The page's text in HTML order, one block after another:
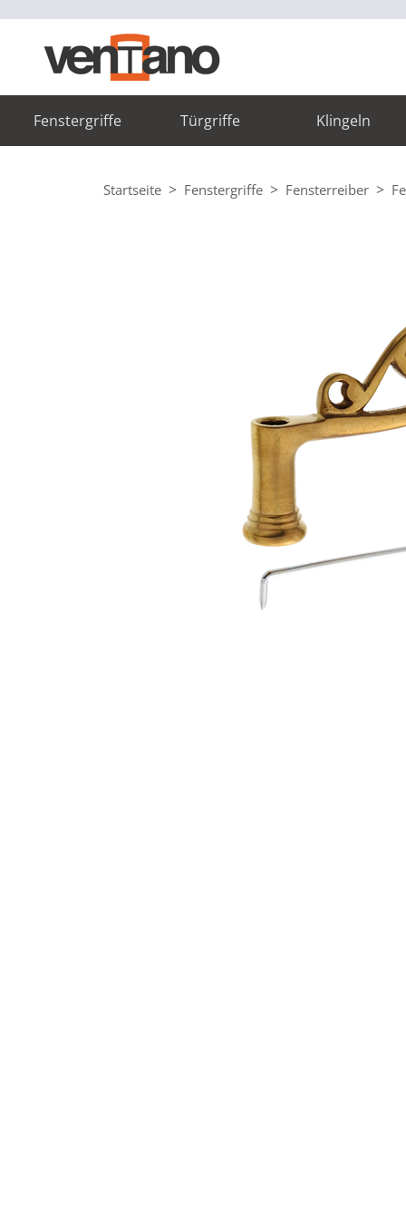
Fenstergriffe Türgriffe Klingeln
Startseite Fenstergriffe Fensterreiber